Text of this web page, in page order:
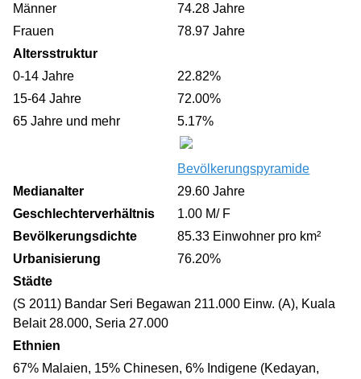
Männer
74.28 Jahre
Frauen
78.97 Jahre
Altersstruktur
0-14 Jahre
22.82%
15-64 Jahre
72.00%
65 Jahre und mehr
5.17%
Bevölkerungspyramide
Medianalter
29.60 Jahre
Geschlechterverhältnis
1.00 M/ F
Bevölkerungsdichte
85.33 Einwohner pro km²
Urbanisierung
76.20%
Städte
(S 2011) Bandar Seri Begawan 211.000 Einw. (A), Kuala
Belait 28.000, Seria 27.000
Ethnien
67% Malaien, 15% Chinesen, 6% Indigene (Kedayan,